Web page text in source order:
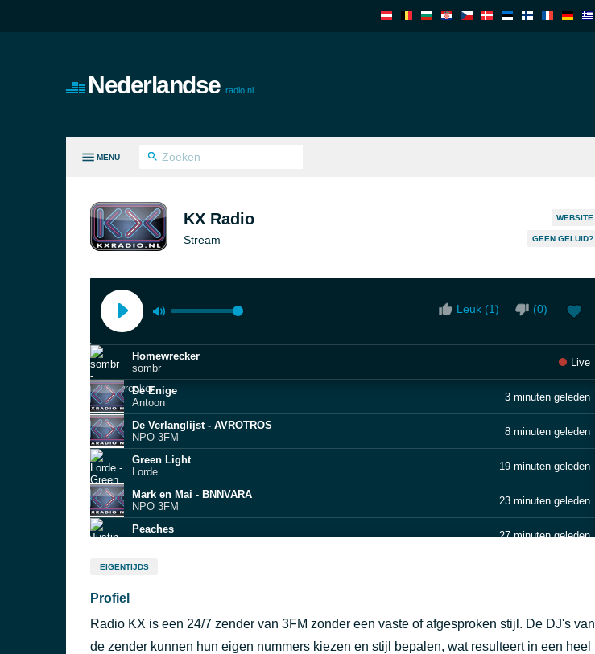
Nederlandse radio.nl
MENU
KX Radio
Stream
WEBSITE
GEEN GELUID?
Leuk (1) (0)
Homewrecker
sombr
Live
De Enige
Antoon
3 minuten geleden
De Verlanglijst - AVROTROS
NPO 3FM
8 minuten geleden
Green Light
Lorde
19 minuten geleden
Mark en Mai - BNNVARA
NPO 3FM
23 minuten geleden
Peaches
27 minuten geleden
NEVER ENOUGH
Myles Smith
38 minuten geleden
EIGENTIJDS
Profiel
Radio KX is een 24/7 zender van 3FM zonder een vaste of afgesproken stijl. De DJ's van
de zender kunnen hun eigen nummers kiezen en stijl bepalen, wat resulteert in een heel